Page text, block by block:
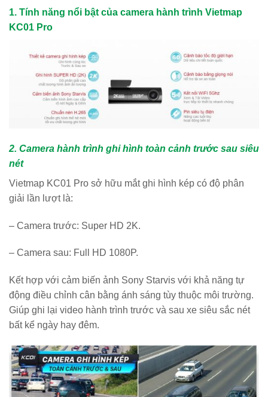
1. Tính năng nổi bật của camera hành trình Vietmap
KC01 Pro
2. Camera hành trình ghi hình toàn cảnh trước sau siêu
nét
Vietmap KC01 Pro sở hữu mắt ghi hình kép có độ phân
giải lần lượt là:
– Camera trước: Super HD 2K.
– Camera sau: Full HD 1080P.
Kết hợp với cảm biến ảnh Sony Starvis với khả năng tự
động điều chỉnh cân bằng ánh sáng tùy thuộc môi trường.
Giúp ghi lại video hành trình trước và sau xe siêu sắc nét
bất kể ngày hay đêm.